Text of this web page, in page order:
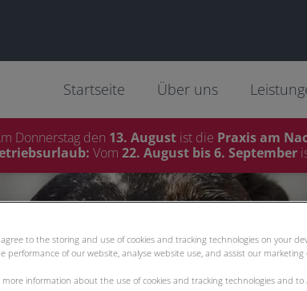
Startseite Über uns
Donnerstag den 13. August ist die Praxis am
Vom 22. August bis 6. September
agree to the storing and use of cookies and tracking technologies on your
performance of our website, analyse website use, and assist our marketing
more information about the use of cookies and tracking technologies and